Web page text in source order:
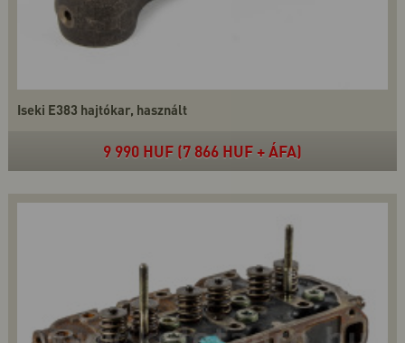
Iseki E383 hajtókar, használt
9 990 HUF (7 866 HUF + ÁFA)